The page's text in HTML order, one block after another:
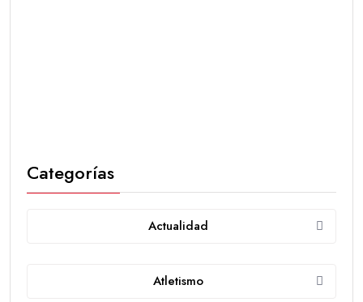
Categorías
Actualidad
Atletismo